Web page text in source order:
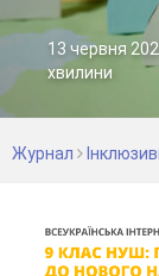
13 червня
хвилини
Журнал